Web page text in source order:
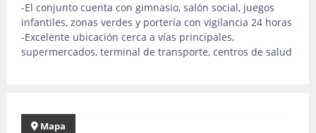
-El conjunto cuenta con gimnasio, salón social, juegos
infantiles, zonas verdes y portería con vigilancia 24 horas
-Excelente ubicación cerca a vías principales,
supermercados, terminal de transporte, centros de salud
Mapa